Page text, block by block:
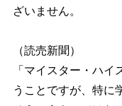
ざいません。
（読売新聞）
「マイスター・ハ
うことですが、特に